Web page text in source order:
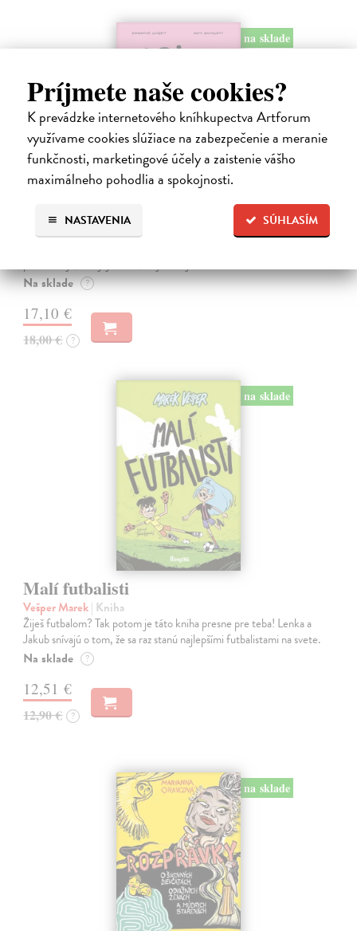
Príjmete naše cookies?
K prevádzke internetového kníhkupectva Artforum
využívame cookies slúžiace na zabezpečenie a meranie
funkčnosti, marketingové účely a zaistenie vášho
maximálneho pohodlia a spokojnosti.
SÚHLASÍM
NASTAVENIA
na sklade
Guibert Emmanuel| Kniha
PEŤULA je krásna a ako pekne vonia! Ariol sedí v triede rovno za ňou
Na sklade ?
17,10 €
18,00 € ?
na sklade
Malí futbalisti
Vešper Marek| Kniha
Žiješ futbalom? Tak potom je táto kniha presne pre teba! Lenka a
Jakub snívajú o tom, že sa raz stanú najlepšími futbalistami na svete.
Na sklade ?
12,51 €
12,90 € ?
na sklade